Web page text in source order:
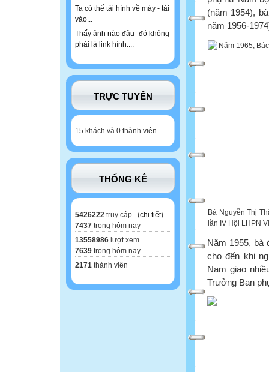
Ta có thể tải hình về máy - tải
vào...
Thấy ảnh nào đâu- đó không
phải là link hình....
TRỰC TUYẾN
15 khách và 0 thành viên
THỐNG KÊ
5426222 truy cập (chi tiết)
7437 trong hôm nay
13558986 lượt xem
7639 trong hôm nay
2171 thành viên
(năm 1954),
năm 1956-
Bà Nguyễn Thị
lần IV Hội LHPN
Năm 1955, bà
cho đến khi
Nam giao
Trưởng Ban